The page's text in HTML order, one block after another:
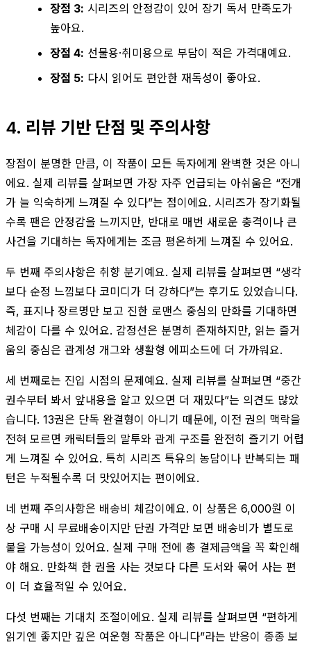
장점 3: 시리즈의 안정감이 있어 장기 독서 만족도가
높아요.
장점 4: 선물용·취미용으로 부담이 적은 가격대예요.
장점 5: 다시 읽어도 편안한 재독성이 좋아요.
4. 리뷰 기반 단점 및 주의사항
장점이 분명한 만큼, 이 작품이 모든 독자에게 완벽한 것은 아니
에요. 실제 리뷰를 살펴보면 가장 자주 언급되는 아쉬움은 “전개
가 늘 익숙하게 느껴질 수 있다”는 점이에요. 시리즈가 장기화될
수록 팬은 안정감을 느끼지만, 반대로 매번 새로운 충격이나 큰
사건을 기대하는 독자에게는 조금 평온하게 느껴질 수 있어요.
두 번째 주의사항은 취향 분기예요. 실제 리뷰를 살펴보면 “생각
보다 순정 느낌보다 코미디가 더 강하다”는 후기도 있었습니다.
즉, 표지나 장르명만 보고 진한 로맨스 중심의 만화를 기대하면
체감이 다를 수 있어요. 감정선은 분명히 존재하지만, 읽는 즐거
움의 중심은 관계성 개그와 생활형 에피소드에 더 가까워요.
세 번째로는 진입 시점의 문제예요. 실제 리뷰를 살펴보면 “중간
권수부터 봐서 앞내용을 알고 있으면 더 재밌다”는 의견도 많았
습니다. 13권은 단독 완결형이 아니기 때문에, 이전 권의 맥락을
전혀 모르면 캐릭터들의 말투와 관계 구조를 완전히 즐기기 어렵
게 느껴질 수 있어요. 특히 시리즈 특유의 농담이나 반복되는 패
턴은 누적될수록 더 맛있어지는 편이에요.
네 번째 주의사항은 배송비 체감이에요. 이 상품은 6,000원 이
상 구매 시 무료배송이지만 단권 가격만 보면 배송비가 별도로
붙을 가능성이 있어요. 실제 구매 전에 총 결제금액을 꼭 확인해
야 해요. 만화책 한 권을 사는 것보다 다른 도서와 묶어 사는 편
이 더 효율적일 수 있어요.
다섯 번째는 기대치 조절이에요. 실제 리뷰를 살펴보면 “편하게
읽기엔 좋지만 깊은 여운형 작품은 아니다”라는 반응이 종종 보